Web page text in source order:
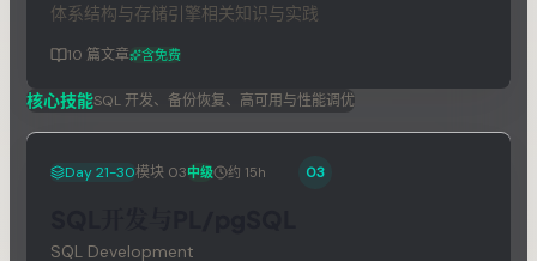
体系结构与存储引擎相关知识与实践
10 篇文章 含免费
核心技能SQL 开发、备份恢复、高可用与性能调优
Day 21-30模块 03中级 约 15h 03
SQL Development